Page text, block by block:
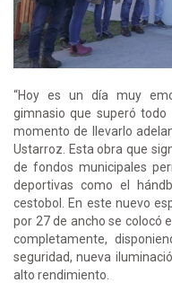
“Hoy es un día muy
gimnasio que superó
momento de llevarlo
Ustarroz. Esta obra que
de fondos municipales
deportivas como el
cestobol. En este nuevo
por 27 de ancho se colocó
completamente,
seguridad, nueva
alto rendimiento.